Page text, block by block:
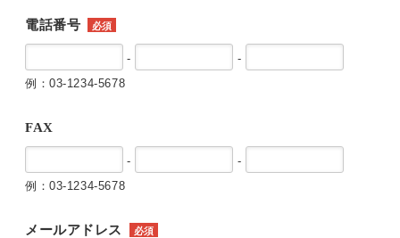
電話番号 必須
-
-
例：03-1234-5678
FAX
-
-
例：03-1234-5678
メールアドレス 必須